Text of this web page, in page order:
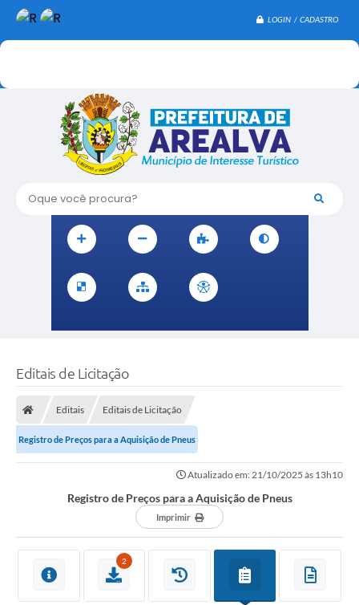
LOGIN / CADASTRO
Oque você procura?
Editais de Licitação
Editais Editais de Licitação
Registro de Preços para a Aquisição de Pneus
Atualizado em: 21/10/2025 às 13h10
Registro de Preços para a Aquisição de Pneus
Imprimir
2